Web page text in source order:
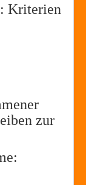
Kriterien
zur